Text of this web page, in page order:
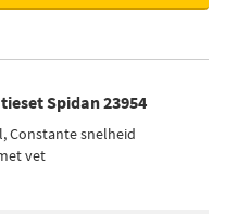
Spidan 23954
Constante snelheid
vet